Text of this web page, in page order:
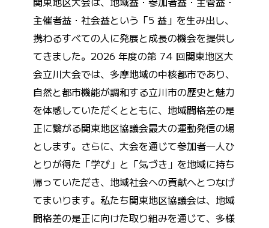
主催者益・社会益という「5 益」を生み出し、
携わるすべての人に発展と成長の機会を提供し
てきました。2026 年度の第 74 回関東地区大
会立川大会では、多摩地域の中核都市であり、
自然と都市機能が調和する立川市の歴史と魅力
を体感していただくとともに、地域間格差の是
正に繋がる関東地区協議会最大の運動発信の場
とします。さらに、大会を通じて参加者一人ひ
とりが得た「学び」と「気づき」を地域に持ち
帰っていただき、地域社会への貢献へとつなげ
てまいります。私たち関東地区協議会は、地域
間格差の是正に向けた取り組みを通じて、多様